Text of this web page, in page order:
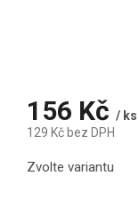
156 Kč / ks
129 Kč bez DPH
Zvolte variantu